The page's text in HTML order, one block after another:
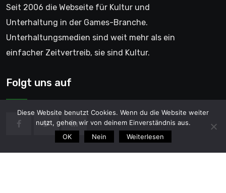
Seit 2006 die Webseite für Kultur und
Unterhaltung in der Games-Branche.
Unterhaltungsmedien sind weit mehr als ein
einfacher Zeitvertreib, sie sind Kultur.
Folgt uns auf
Diese Website benutzt Cookies. Wenn du die Website weiter
nutzt, gehen wir von deinem Einverständnis aus.
OK
Nein Weiterlesen